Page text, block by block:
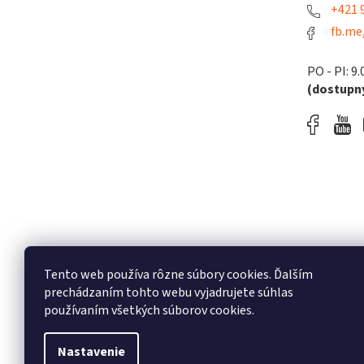
Tento web používa rôzne súbory cookies. Ďalším
prechádzaním tohto webu vyjadrujete súhlas
používaním všetkých súborov cookies.
Nastavenie
+421
PO - PI: